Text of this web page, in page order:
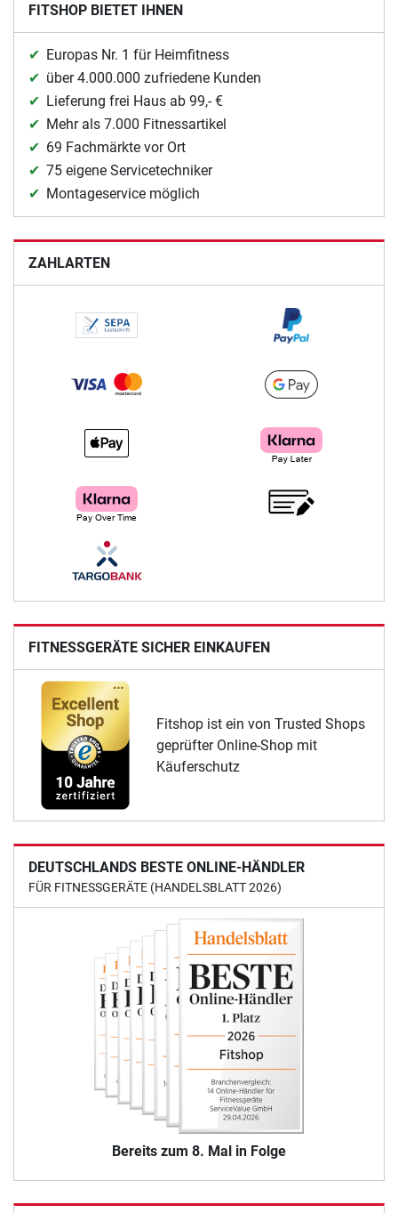
FITSHOP BIETET IHNEN
Europas Nr. 1 für Heimfitness
über 4.000.000 zufriedene Kunden
Lieferung frei Haus ab 99,- €
Mehr als 7.000 Fitnessartikel
69 Fachmärkte vor Ort
75 eigene Servicetechniker
Montageservice möglich
ZAHLARTEN
FITNESSGERÄTE SICHER EINKAUFEN
Fitshop ist ein von Trusted Shops
geprüfter Online-Shop mit
Käuferschutz
DEUTSCHLANDS BESTE ONLINE-HÄNDLER
FÜR FITNESSGERÄTE (HANDELSBLATT 2026)
Bereits zum 8. Mal in Folge